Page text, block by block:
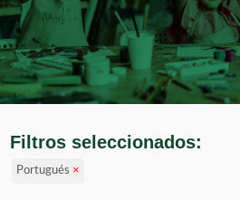
Filtros seleccionados:
Portugués ×